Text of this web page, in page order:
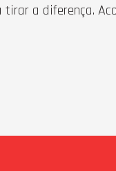
a diferença.